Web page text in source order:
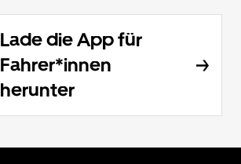
Lade die App für
Fahrer*innen
herunter